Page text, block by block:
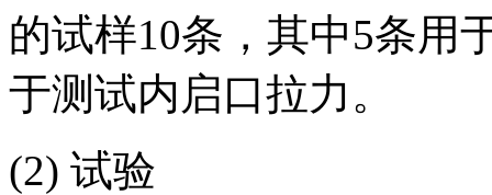
的试样10条，其中5条用
于测试内启口拉力。
(2) 试验